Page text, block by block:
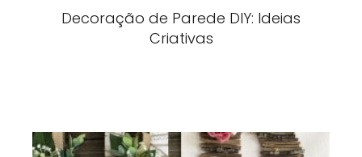
Decoração de Parede DIY: Ideias
Criativas